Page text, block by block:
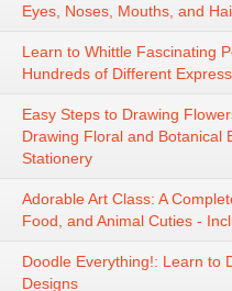
Eyes, Noses, Mouths, and
Learn to Whittle Fascinating
Hundreds of Different
Easy Steps to Drawing
Drawing Floral and Botanical
Stationery
Adorable Art Class: A
Food, and Animal Cuties -
Doodle Everything!: Learn to
Designs